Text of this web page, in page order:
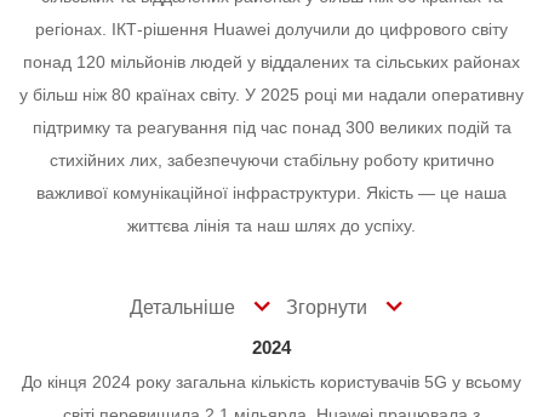
регіонах. ІКТ-рішення Huawei долучили до цифрового світу
понад 120 мільйонів людей у віддалених та сільських районах
у більш ніж 80 країнах світу. У 2025 році ми надали оперативну
підтримку та реагування під час понад 300 великих подій та
стихійних лих, забезпечуючи стабільну роботу критично
важливої комунікаційної інфраструктури.
Якість — це наша
життєва лінія та наш шлях до успіху.
Детальніше
Згорнути
2024
До кінця 2024 року загальна кількість користувачів 5G у всьому